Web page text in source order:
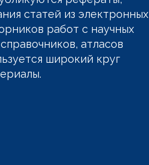
статей из электронных
работ с научных
атласов
широкий круг